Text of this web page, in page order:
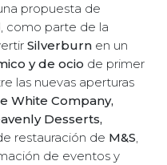
propuesta de
como parte de la
Silverburn en un
y de ocio de primer
las nuevas aperturas
White Company,
Desserts,
restauración de M&S,
de eventos y